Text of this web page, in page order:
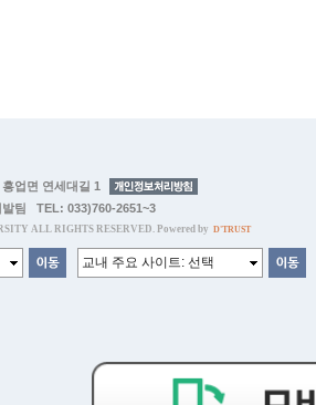
업면 연세대길 1
발팀 TEL: 033)760-2651~3
ALL RIGHTS RESERVED. Powered by D'TRUST